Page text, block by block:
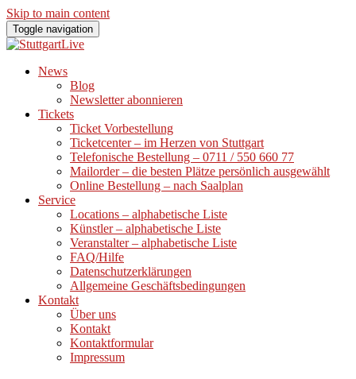
Skip to main content
Toggle navigation
News
Blog
Newsletter abonnieren
Tickets
Ticket Vorbestellung
Ticketcenter – im Herzen von Stuttgart
Telefonische Bestellung – 0711 / 550 660 77
Mailorder – die besten Plätze persönlich ausgewählt
Online Bestellung – nach Saalplan
Service
Locations – alphabetische Liste
Künstler – alphabetische Liste
Veranstalter – alphabetische Liste
FAQ/Hilfe
Datenschutzerklärungen
Allgemeine Geschäftsbedingungen
Kontakt
Über uns
Kontakt
Kontaktformular
Impressum